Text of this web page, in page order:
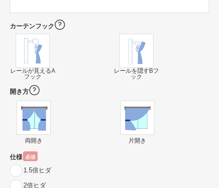
カーテンフック
レールが見えるA
フック
レールを隠すBフ
ック
開き方
両開き 片開き
仕様 必須
1.5倍ヒダ
2倍ヒダ